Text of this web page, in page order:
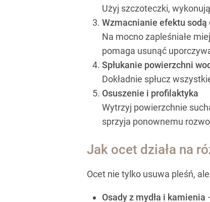
Użyj szczoteczki,
Wzmacnianie efektu sodą
Na mocno zapleśniałe
pomaga usunąć
Spłukanie powierzchni
Dokładnie spłucz
Osuszenie i profilaktyka
Wytrzyj powierzchnie
sprzyja ponownemu
Jak ocet działa na
Ocet nie tylko usuwa pleśń,
Osady z mydła i kamienia